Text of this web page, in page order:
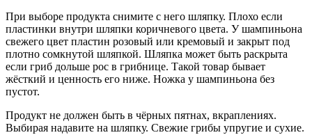
При выборе продукта снимите с него шляпку. Плохо если
пластинки внутри шляпки коричневого цвета. У шампиньона
свежего цвет пластин розовый или кремовый и закрыт под
плотно сомкнутой шляпкой. Шляпка может быть раскрыта
если гриб дольше рос в грибнице. Такой товар бывает
жёсткий и ценность его ниже. Ножка у шампиньона без
пустот.
Продукт не должен быть в чёрных пятнах, вкраплениях.
Выбирая надавите на шляпку. Свежие грибы упругие и сухие.